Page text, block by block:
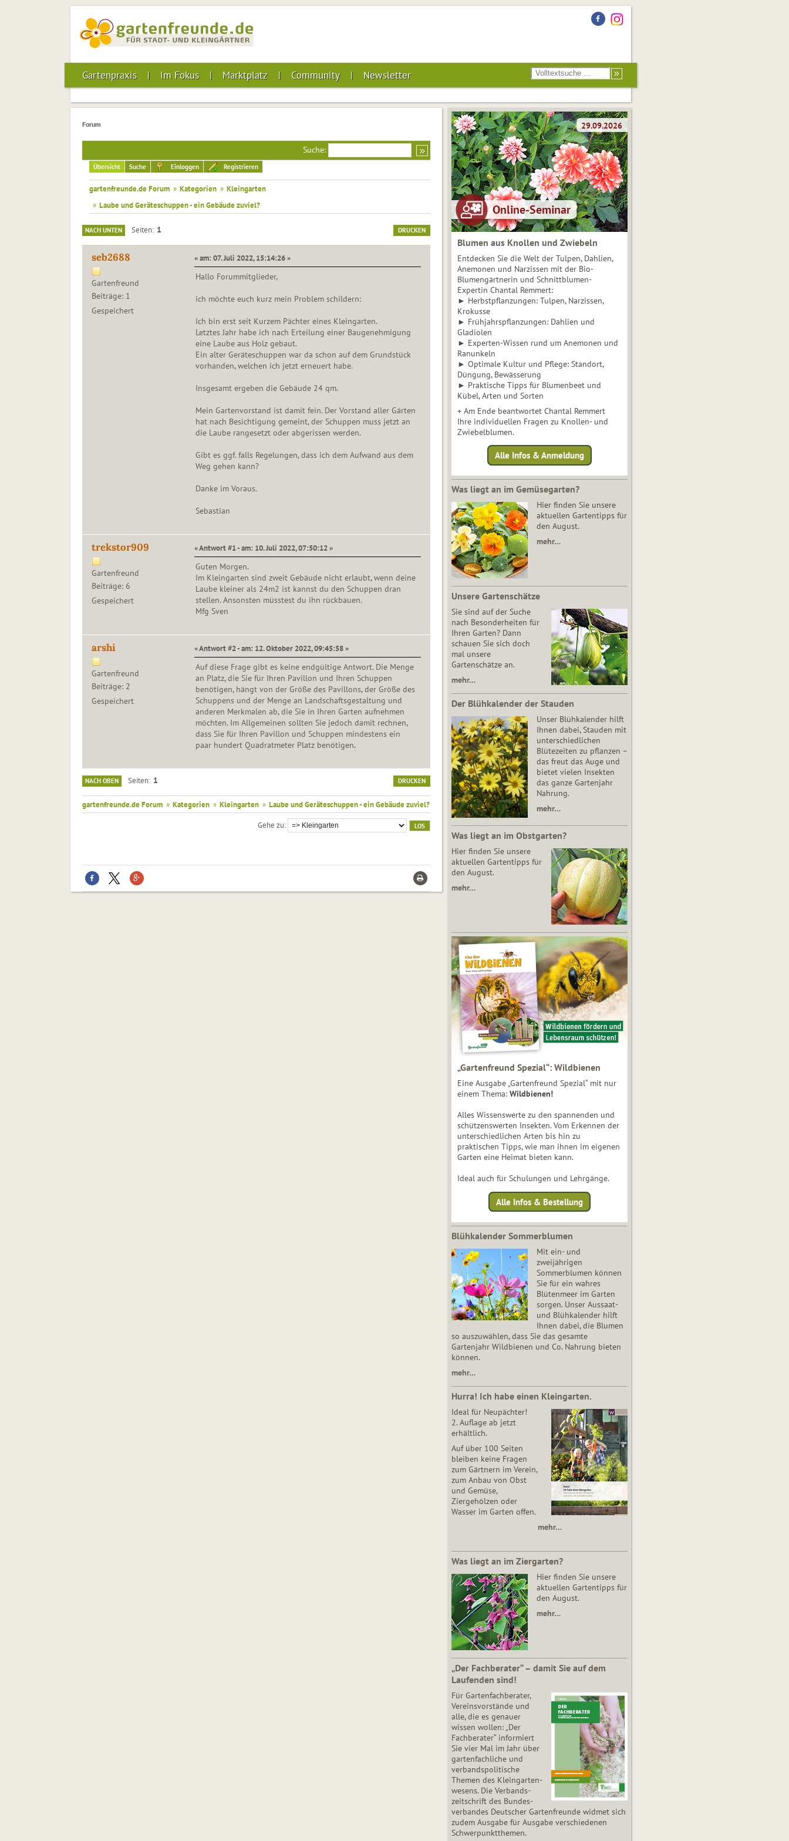
Gartenpraxis Im Fokus Marktplatz Community Newsletter
Forum
Suche:
Übersicht Suche Einloggen Registrieren
gartenfreunde.de Forum » Kategorien » Kleingarten
» Laube und Geräteschuppen - ein Gebäude zuviel?
DRUCKEN
NACH UNTEN Seiten 1
seb2688
Gartenfreund
Beiträge: 1
Gespeichert
« am: 07. Juli 2022, 15:14:26 »
Hallo Forummitglieder,
ich möchte euch kurz mein Problem schildern:
Ich bin erst seit Kurzem Pächter eines Kleingarten.
Letztes Jahr habe ich nach Erteilung einer Baugenehmigung
eine Laube aus Holz gebaut.
Ein alter Geräteschuppen war da schon auf dem Grundstück
vorhanden, welchen ich jetzt erneuert habe.
Insgesamt ergeben die Gebäude 24 qm.
Mein Gartenvorstand ist damit fein. Der Vorstand aller Gärten
hat nach Besichtigung gemeint, der Schuppen muss jetzt an
die Laube rangesetzt oder abgerissen werden.
Gibt es ggf. falls Regelungen, dass ich dem Aufwand aus dem
Weg gehen kann?
Danke im Voraus.
Sebastian
trekstor909
Gartenfreund
Beiträge: 6
Gespeichert
« Antwort #1 - am: 10. Juli 2022, 07:50:12 »
Guten Morgen.
Im Kleingarten sind zweit Gebäude nicht erlaubt, wenn deine
Laube kleiner als 24m2 ist kannst du den Schuppen dran
stellen. Ansonsten müsstest du ihn rückbauen.
Mfg Sven
arshi
Gartenfreund
Beiträge: 2
Gespeichert
« Antwort #2 - am: 12. Oktober 2022, 09:45:58 »
Auf diese Frage gibt es keine endgültige Antwort. Die Menge
an Platz, die Sie für Ihren Pavillon und Ihren Schuppen
benötigen, hängt von der Größe des Pavillons, der Größe des
Schuppens und der Menge an Landschaftsgestaltung und
anderen Merkmalen ab, die Sie in Ihren Garten aufnehmen
möchten. Im Allgemeinen sollten Sie jedoch damit rechnen,
dass Sie für Ihren Pavillon und Schuppen mindestens ein
paar hundert Quadratmeter Platz benötigen.
DRUCKEN
NACH OBEN Seiten 1
gartenfreunde.de Forum » Kategorien » Kleingarten » Laube und Geräteschuppen - ein Gebäude zuviel?
Gehe zu
Blumen aus Knollen und Zwiebeln
Entdecken Sie die Welt der Tulpen, Dahlien,
Anemonen und Narzissen mit der Bio-
Blumengärtnerin und Schnittblumen-
Expertin Chantal Remmert:
► Herbstpflanzungen: Tulpen, Narzissen,
Krokusse
► Frühjahrspflanzungen: Dahlien und
Gladiolen
► Experten-Wissen rund um Anemonen und
Ranunkeln
► Optimale Kultur und Pflege: Standort,
Düngung, Bewässerung
► Praktische Tipps für Blumenbeet und
Kübel, Arten und Sorten
+ Am Ende beantwortet Chantal Remmert
Ihre individuellen Fragen zu Knollen- und
Zwiebelblumen.
Alle Infos & Anmeldung
Was liegt an im Gemüsegarten?
Hier finden Sie unsere
aktuellen Gartentipps für
den August.
mehr…
Unsere Gartenschätze
Sie sind auf der Suche
nach Besonderheiten für
Ihren Garten? Dann
schauen Sie sich doch
mal unsere
Gartenschätze an.
mehr…
Der Blühkalender der Stauden
Unser Blühkalender hilft
Ihnen dabei, Stauden mit
unterschiedlichen
Blütezeiten zu pflanzen –
das freut das Auge und
bietet vielen Insekten
das ganze Gartenjahr
Nahrung.
mehr…
Was liegt an im Obstgarten?
Hier finden Sie unsere
aktuellen Gartentipps für
den August.
mehr…
„Gartenfreund Spezial“: Wildbienen
Eine Ausgabe „Gartenfreund Spezial“ mit nur
einem Thema: Wildbienen!
Alles Wissenswerte zu den spannenden und
schützenswerten Insekten. Vom Erkennen der
unterschiedlichen Arten bis hin zu
praktischen Tipps, wie man ihnen im eigenen
Garten eine Heimat bieten kann.
Ideal auch für Schulungen und Lehrgänge.
Alle Infos & Bestellung
Blühkalender Sommerblumen
Mit ein- und
zweijährigen
Sommerblumen können
Sie für ein wahres
Blütenmeer im Garten
sorgen. Unser Aussaat-
und Blühkalender hilft
Ihnen dabei, die Blumen
so auszuwählen, dass Sie das gesamte
Gartenjahr Wildbienen und Co. Nahrung bieten
können.
mehr…
Hurra! Ich habe einen Kleingarten.
Ideal für Neupächter!
2. Auflage ab jetzt
erhältlich.
Auf über 100 Seiten
bleiben keine Fragen
zum Gärtnern im Verein,
zum Anbau von Obst
und Gemüse,
Ziergehölzen oder
Wasser im Garten offen.
mehr…
Was liegt an im Ziergarten?
Hier finden Sie unsere
aktuellen Gartentipps für
den August.
mehr…
„Der Fachberater“ – damit Sie auf dem
Laufenden sind!
Für Gartenfachberater,
Vereinsvorstände und
alle, die es genauer
wissen wollen: „Der
Fachberater“ informiert
Sie vier Mal im Jahr über
gartenfachliche und
verbandspolitische
Themen des Klein­gar­ten­
wesens. Die Ver­bands­
zeit­schrift des Bun­des­
ver­ban­des Deutscher Gartenfreunde widmet sich
zudem Ausgabe für Ausgabe verschiedenen
Schwer­punkt­the­men.